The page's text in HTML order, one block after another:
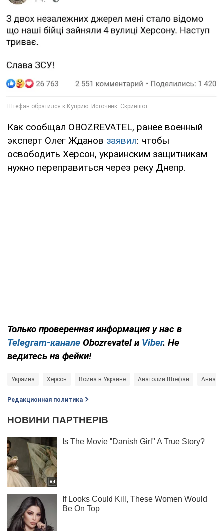
Как сообщал OBOZREVATEL, ранее военный
эксперт Олег Жданов заявил: чтобы
освободить Херсон, украинским защитникам
нужно переправиться через реку Днепр.
Только проверенная информация у нас в
Telegram-канале Obozrevatel и Viber. Не
ведитесь на фейки!
Украина Херсон Война в Украине Анатолий Штефан Анна
Редакционная политика